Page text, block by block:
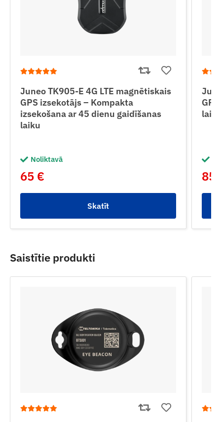
Juneo TK905-E 4G LTE magnētiskais
GPS izsekotājs – Kompakta
izsekošana ar 45 dienu gaidīšanas
laiku
Noliktavā
65 €
Skatīt
85
Saistītie produkti